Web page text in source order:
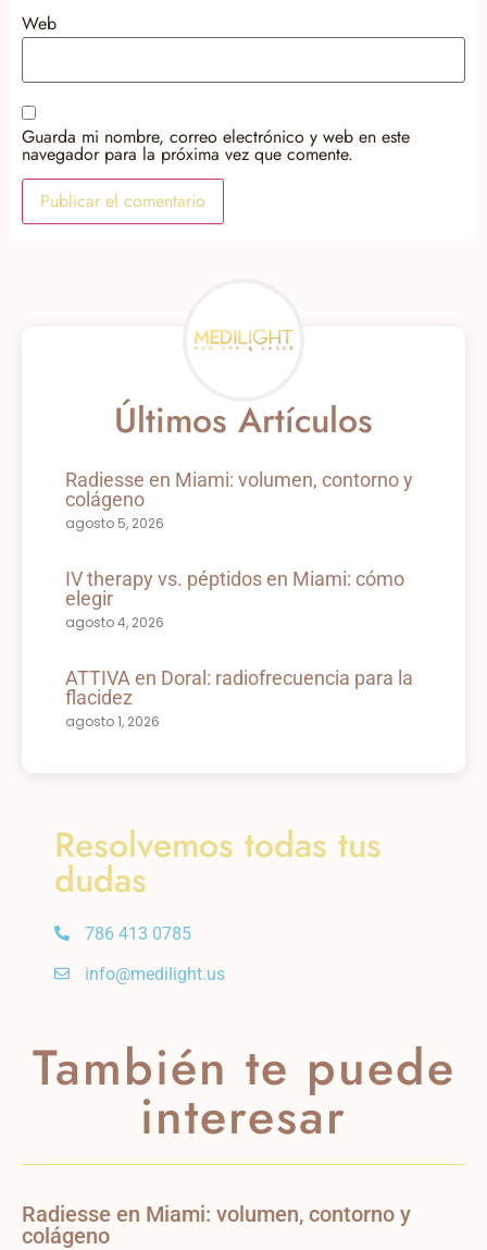
Web
Guarda mi nombre, correo electrónico y web en este
navegador para la próxima vez que comente.
Últimos Artículos
Radiesse en Miami: volumen, contorno y
colágeno
agosto 5, 2026
IV therapy vs. péptidos en Miami: cómo
elegir
agosto 4, 2026
ATTIVA en Doral: radiofrecuencia para la
flacidez
agosto 1, 2026
Resolvemos todas tus
dudas
786 413 0785
info@medilight.us
También te puede
interesar
Radiesse en Miami: volumen, contorno y
colágeno